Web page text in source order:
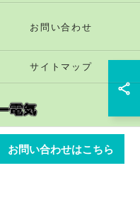
お問い合わせはこちら
お問い合わせ
サイトマップ
ダイホー電気 ALL RIGHTS